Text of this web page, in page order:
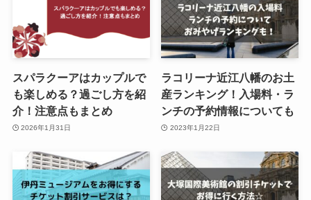
スパラクーアはカップルで
も楽しめる？過ごし方を紹
介！注意点もまとめ
2026年1月31日
ラコリーナ近江八幡のお土
産ランキング！入場料・ラ
ンチの予約情報についても
2023年1月22日